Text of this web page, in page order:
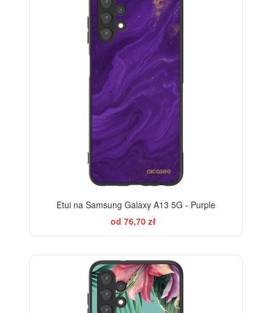
Etui na Samsung Galaxy A13 5G - Purple
od 76,70 zł